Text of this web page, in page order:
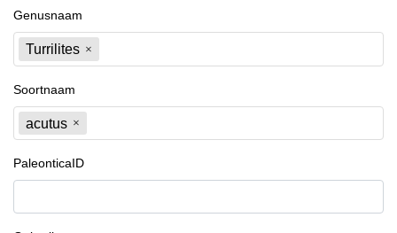
Genusnaam
Turrilites
Soortnaam
acutus
PaleonticaID